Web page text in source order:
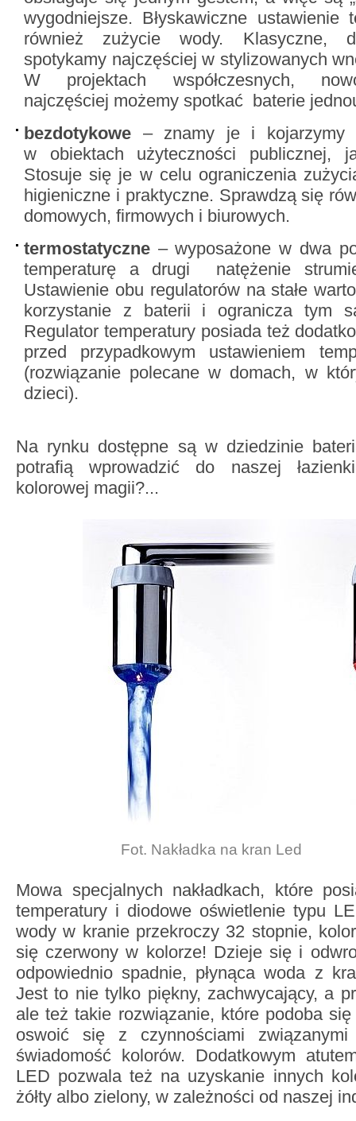
wygodniejsze. Błyskawiczne ustawienie
również zużycie wody. Klasyczne,
spotykamy najczęściej w stylizowanych
W projektach współczesnych,
najczęściej możemy spotkać baterie
bezdotykowe – znamy je i kojarzymy
w obiektach użyteczności publicznej,
Stosuje się je w celu ograniczenia
higieniczne i praktyczne. Sprawdzą się
domowych, firmowych i biurowych.
termostatyczne – wyposażone w dwa
temperaturę a drugi natężenie
Ustawienie obu regulatorów na stałe
korzystanie z baterii i ogranicza tym
Regulator temperatury posiada też
przed przypadkowym ustawieniem
(rozwiązanie polecane w domach, w
dzieci).
Na rynku dostępne są w dziedzinie
potrafią wprowadzić do naszej
kolorowej magii?...
Fot. Nakładka na kran Led
Mowa specjalnych nakładkach, które
temperatury i diodowe oświetlenie typu
wody w kranie przekroczy 32 stopnie,
się czerwony w kolorze! Dzieje się i
odpowiednio spadnie, płynąca woda z
Jest to nie tylko piękny, zachwycający, a
ale też takie rozwiązanie, które podoba
oswoić się z czynnościami
świadomość kolorów. Dodatkowym
LED pozwala też na uzyskanie innych
żółty albo zielony, w zależności od naszej